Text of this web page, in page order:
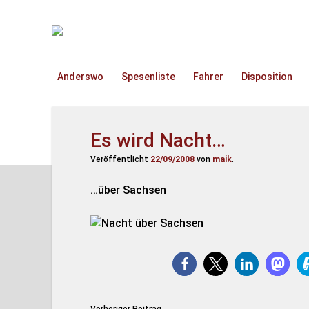
TruckOnline.de
Anderswo Spesenliste Fahrer Disposition
Es wird Nacht…
Veröffentlicht 22/09/2008von maik.
…über Sachsen